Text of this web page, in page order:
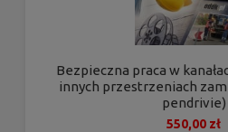
Bezpieczna praca w
innych przestrzeniach
pendrivie)
550,00 zł